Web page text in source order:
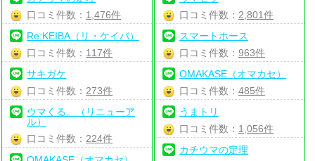
口コミ件数： 1,476件
Re:KEIBA（リ・ケイバ）
口コミ件数： 117件
サキガケ
口コミ件数： 273件
ウマくる。（リニューア
ル）
口コミ件数： 224件
口コミ件数： 2,801件
スマートホース
口コミ件数： 963件
OMAKASE（オマカセ）
口コミ件数： 485件
うまトリ
口コミ件数： 1,056件
カチウマの定理